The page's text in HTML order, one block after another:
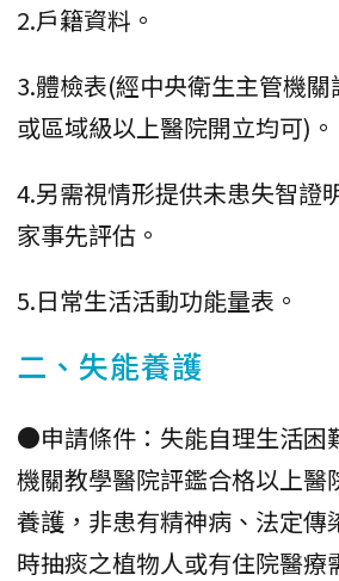
2.戶籍資料。
3.體檢表(經中央衛生主管機
或區域級以上醫院開立均可)。
4.另需視情形提供未患失智證
家事先評估。
5.日常生活活動功能量表。
二、失能養護
●申請條件：失能自理生活困
機關教學醫院評鑑合格以上醫
養護，非患有精神病、法定傳
時抽痰之植物人或有住院醫療